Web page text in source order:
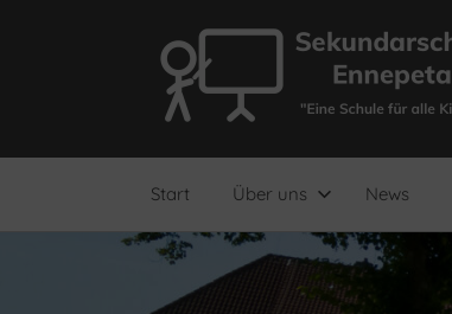
Sekundarschule
Ennepetal
"Eine
Schule
Kinder!"
Start Über uns News